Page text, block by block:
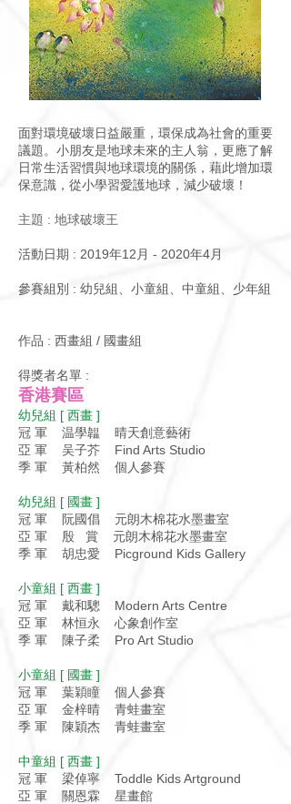
面對環境破壞日益嚴重，環保成為社會的重要
議題。小朋友是地球未來的主人翁，更應了解
日常生活習慣與地球環境的關係，藉此增加環
保意識，從小學習愛護地球，減少破壞！
主題 : 地球破壞王
活動日期 : 2019年12月 - 2020年4月
參賽組別 : 幼兒組、小童組、中童組、少年組
作品 : 西畫組 / 國畫組
得獎者名單 :
香港賽區
幼兒組 [ 西畫 ]
冠 軍 温學韞 晴天創意藝術
亞 軍 吴子芥 Find Arts Studio
季 軍 黃柏然 個人參賽
幼兒組 [ 國畫 ]
冠 軍 阮國倡 元朗木棉花水墨畫室
亞 軍 殷 賞 元朗木棉花水墨畫室
季 軍 胡忠愛 Picground Kids Gallery
小童組 [ 西畫 ]
冠 軍 戴和驄 Modern Arts Centre
亞 軍 林恒永 心象創作室
季 軍 陳子柔 Pro Art Studio
小童組 [ 國畫 ]
冠 軍 葉穎瞳 個人參賽
亞 軍 金梓晴 青蛙畫室
季 軍 陳穎杰 青蛙畫室
中童組 [ 西畫 ]
冠 軍 梁倬寧 Toddle Kids Artground
亞 軍 關恩霖 星畫館